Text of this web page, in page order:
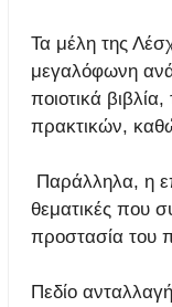
Τα μέλη της
μεγαλόφωνη
ποιοτικά
πρακτικών,
Παράλληλα, η
θεματικές που
προστασία του
Πεδίο